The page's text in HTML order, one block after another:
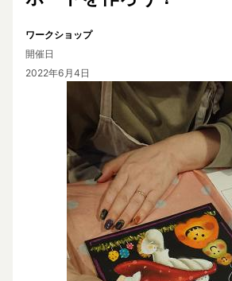
ワークショップ
開催日
2022年6月4日